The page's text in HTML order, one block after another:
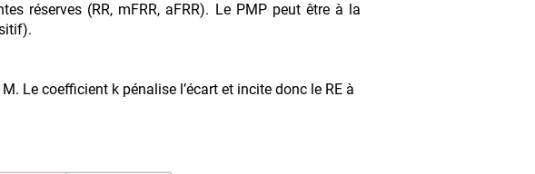
réserves (RR, mFRR, aFRR). Le PMP peut être à la
Le coefficient k pénalise l’écart et incite donc le RE à